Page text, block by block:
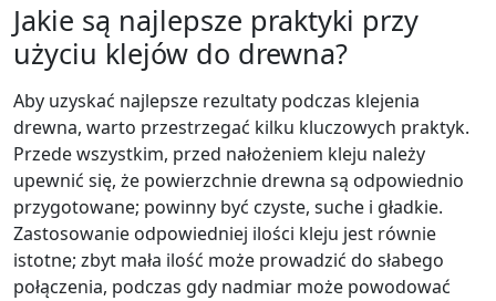
Jakie są najlepsze praktyki przy
użyciu klejów do drewna?
Aby uzyskać najlepsze rezultaty podczas klejenia
drewna, warto przestrzegać kilku kluczowych praktyk.
Przede wszystkim, przed nałożeniem kleju należy
upewnić się, że powierzchnie drewna są odpowiednio
przygotowane; powinny być czyste, suche i gładkie.
Zastosowanie odpowiedniej ilości kleju jest równie
istotne; zbyt mała ilość może prowadzić do słabego
połączenia, podczas gdy nadmiar może powodować